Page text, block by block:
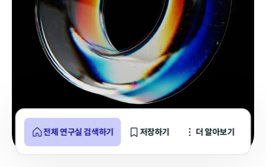
전체 연구실 검색하기 저장하기 더 알아보기